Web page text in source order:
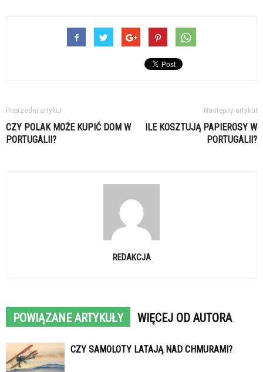
Poprzedni artykuł
CZY POLAK MOŻE KUPIĆ DOM W
PORTUGALII?
Następny artykuł
ILE KOSZTUJĄ PAPIEROSY W
PORTUGALII?
REDAKCJA
POWIĄZANE ARTYKUŁY WIĘCEJ OD AUTORA
CZY SAMOLOTY LATAJĄ NAD CHMURAMI?